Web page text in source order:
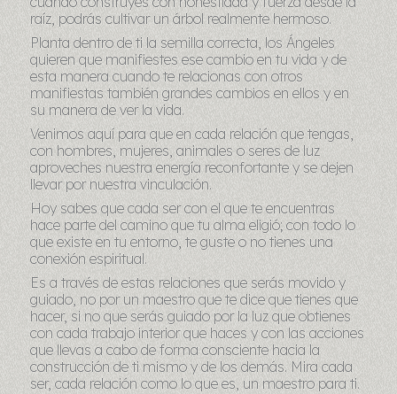
raíz, podrás cultivar un árbol realmente hermoso.
Planta dentro de ti la semilla correcta, los Ángeles
quieren que manifiestes ese cambio en tu vida y de
esta manera cuando te relacionas con otros
manifiestas también grandes cambios en ellos y en
su manera de ver la vida.
Venimos aquí para que en cada relación que tengas,
con hombres, mujeres, animales o seres de luz
aproveches nuestra energía reconfortante y se dejen
llevar por nuestra vinculación.
Hoy sabes que cada ser con el que te encuentras
hace parte del camino que tu alma eligió; con todo lo
que existe en tu entorno, te guste o no tienes una
conexión espiritual.
Es a través de estas relaciones que serás movido y
guiado, no por un maestro que te dice que tienes que
hacer, si no que serás guiado por la luz que obtienes
con cada trabajo interior que haces y con las acciones
que llevas a cabo de forma consciente hacia la
construcción de ti mismo y de los demás. Mira cada
ser, cada relación como lo que es, un maestro para ti.